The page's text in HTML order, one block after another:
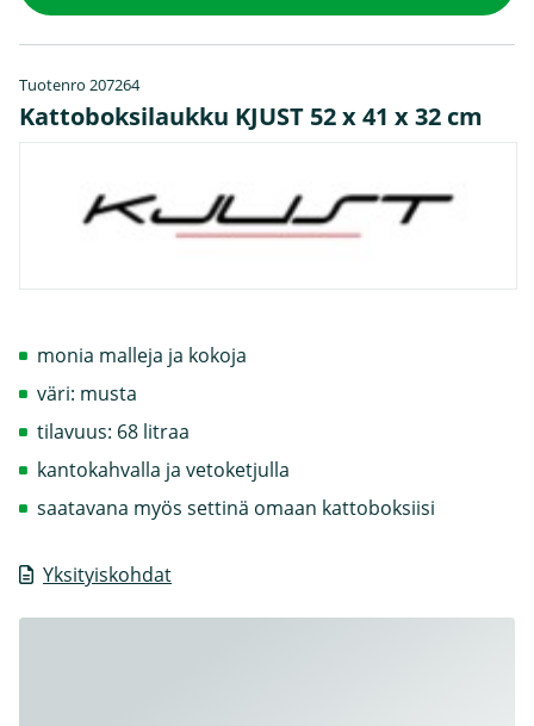
Tuotenro 207264
Kattoboksilaukku KJUST 52 x 41 x 32 cm
Yksityiskohdat
monia malleja ja kokoja
väri: musta
tilavuus: 68 litraa
kantokahvalla ja vetoketjulla
saatavana myös settinä omaan kattoboksiisi